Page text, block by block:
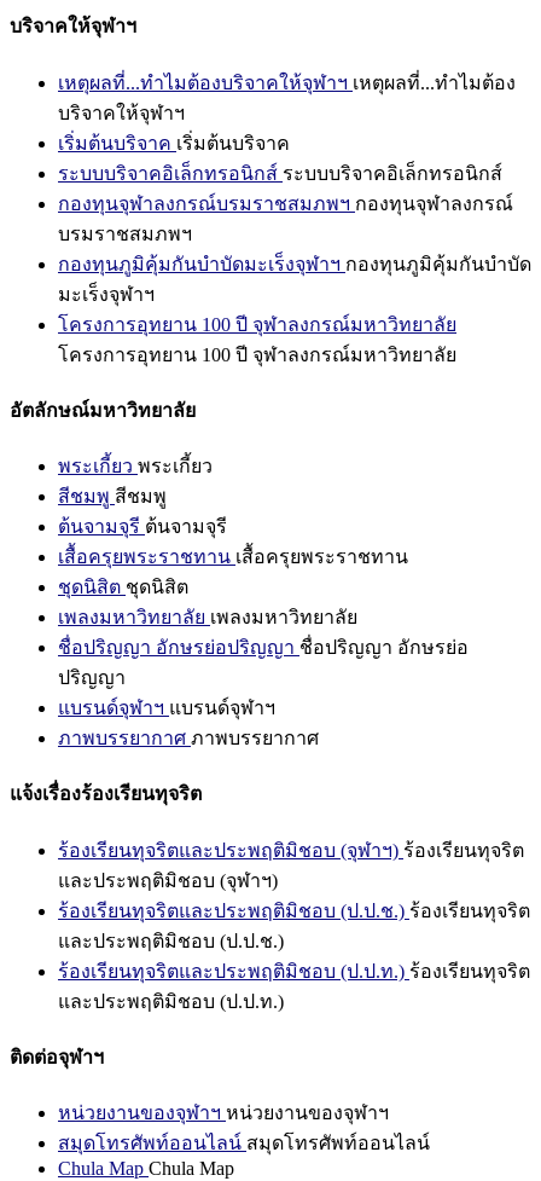
บริจาคให้จุฬาฯ
เหตุผลที่...ทำไมต้องบริจาคให้จุฬาฯ เหตุผลที่...ทำไมต้อง
บริจาคให้จุฬาฯ
เริ่มต้นบริจาค เริ่มต้นบริจาค
ระบบบริจาคอิเล็กทรอนิกส์ ระบบบริจาคอิเล็กทรอนิกส์
กองทุนจุฬาลงกรณ์บรมราชสมภพฯ กองทุนจุฬาลงกรณ์
บรมราชสมภพฯ
กองทุนภูมิคุ้มกันบำบัดมะเร็งจุฬาฯ กองทุนภูมิคุ้มกันบำบัด
มะเร็งจุฬาฯ
โครงการอุทยาน 100 ปี จุฬาลงกรณ์มหาวิทยาลัย
โครงการอุทยาน 100 ปี จุฬาลงกรณ์มหาวิทยาลัย
อัตลักษณ์มหาวิทยาลัย
พระเกี้ยว พระเกี้ยว
สีชมพู สีชมพู
ต้นจามจุรี ต้นจามจุรี
เสื้อครุยพระราชทาน เสื้อครุยพระราชทาน
ชุดนิสิต ชุดนิสิต
เพลงมหาวิทยาลัย เพลงมหาวิทยาลัย
ชื่อปริญญา อักษรย่อปริญญา ชื่อปริญญา อักษรย่อ
ปริญญา
แบรนด์จุฬาฯ แบรนด์จุฬาฯ
ภาพบรรยากาศ ภาพบรรยากาศ
แจ้งเรื่องร้องเรียนทุจริต
ร้องเรียนทุจริตและประพฤติมิชอบ (จุฬาฯ) ร้องเรียนทุจริต
และประพฤติมิชอบ (จุฬาฯ)
ร้องเรียนทุจริตและประพฤติมิชอบ (ป.ป.ช.) ร้องเรียนทุจริต
และประพฤติมิชอบ (ป.ป.ช.)
ร้องเรียนทุจริตและประพฤติมิชอบ (ป.ป.ท.) ร้องเรียนทุจริต
และประพฤติมิชอบ (ป.ป.ท.)
ติดต่อจุฬาฯ
หน่วยงานของจุฬาฯ หน่วยงานของจุฬาฯ
สมุดโทรศัพท์ออนไลน์ สมุดโทรศัพท์ออนไลน์
Chula Map Chula Map